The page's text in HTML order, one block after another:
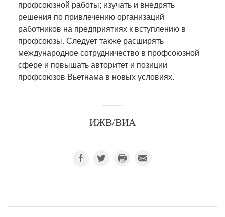
профсоюзной работы; изучать и внедрять
решения по привлечению организаций
работников на предприятиях к вступлению в
профсоюзы. Следует также расширять
международное сотрудничество в профсоюзной
сфере и повышать авторитет и позиции
профсоюзов Вьетнама в новых условиях.
ИЖВ/ВИА